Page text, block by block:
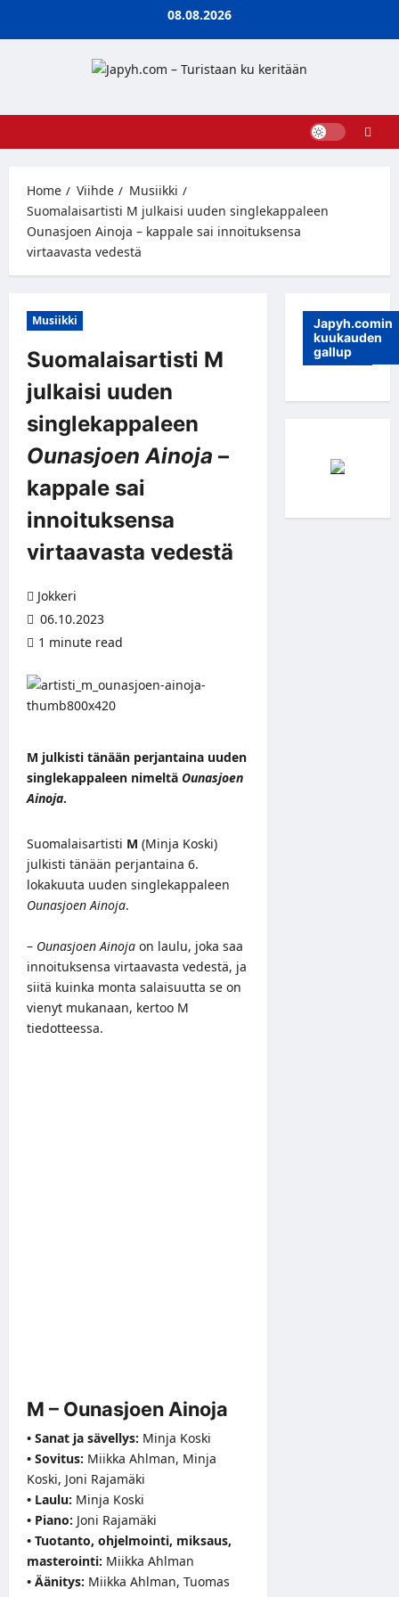
08.08.2026
Home Viihde
Musiikki
Suomalaisartisti M julkaisi uuden singlekappaleen
Ounasjoen Ainoja – kappale sai innoituksensa
virtaavasta vedestä
Musiikki
Suomalaisartisti M
julkaisi uuden
singlekappaleen
Ounasjoen Ainoja –
kappale sai
innoituksensa
virtaavasta vedestä
Jokkeri
06.10.2023
1 minute read
M julkisti tänään perjantaina uuden
singlekappaleen nimeltä Ounasjoen
Ainoja.
Suomalaisartisti M (Minja Koski)
julkisti tänään perjantaina 6.
lokakuuta uuden singlekappaleen
Ounasjoen Ainoja.
– Ounasjoen Ainoja on laulu, joka saa
innoituksensa virtaavasta vedestä, ja
siitä kuinka monta salaisuutta se on
vienyt mukanaan, kertoo M
tiedotteessa.
M – Ounasjoen Ainoja
• Sanat ja sävellys: Minja Koski
• Sovitus: Miikka Ahlman, Minja
Koski, Joni Rajamäki
• Laulu: Minja Koski
• Piano: Joni Rajamäki
• Tuotanto, ohjelmointi, miksaus,
masterointi: Miikka Ahlman
• Äänitys: Miikka Ahlman, Tuomas
Japyh.comin
kuukauden
gallup